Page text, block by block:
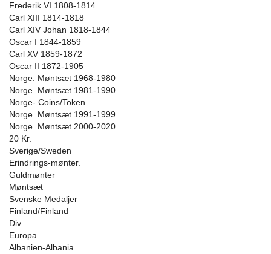
Frederik VI 1808-1814
Carl XIII 1814-1818
Carl XIV Johan 1818-1844
Oscar I 1844-1859
Carl XV 1859-1872
Oscar II 1872-1905
Norge. Møntsæt 1968-1980
Norge. Møntsæt 1981-1990
Norge- Coins/Token
Norge. Møntsæt 1991-1999
Norge. Møntsæt 2000-2020
20 Kr.
Sverige/Sweden
Erindrings-mønter.
Guldmønter
Møntsæt
Svenske Medaljer
Finland/Finland
Div.
Europa
Albanien-Albania